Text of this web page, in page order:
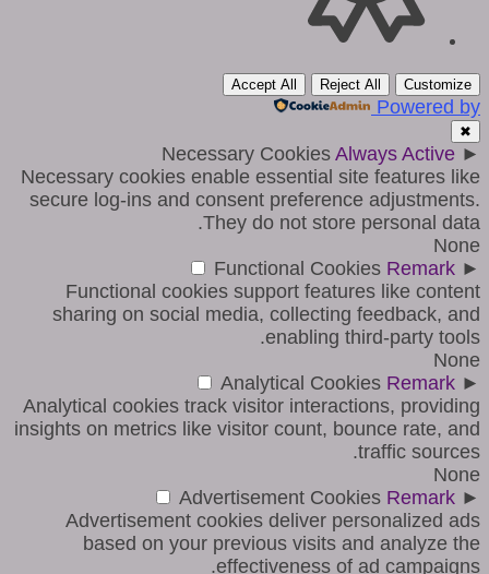
Customize
Reject All
Accept All
Powered by
✖
►
Necessary Cookies Always Active
Necessary cookies enable essential site features like
secure log-ins and consent preference adjustments.
They do not store personal data.
None
►
Functional Cookies Remark
Functional cookies support features like content
sharing on social media, collecting feedback, and
enabling third-party tools.
None
►
Analytical Cookies Remark
Analytical cookies track visitor interactions, providing
insights on metrics like visitor count, bounce rate, and
traffic sources.
None
►
Advertisement Cookies Remark
Advertisement cookies deliver personalized ads
based on your previous visits and analyze the
effectiveness of ad campaigns.